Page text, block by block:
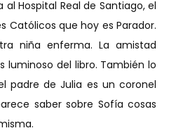
Hospital Real de Santiago, el
Católicos que hoy es Parador.
niña enferma. La amistad
luminoso del libro. También lo
padre de Julia es un coronel
saber sobre Sofía cosas